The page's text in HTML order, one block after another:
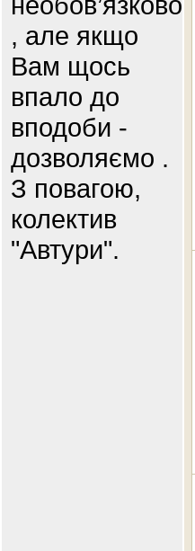
, але якщо
Вам щось
впало до
вподоби -
дозволяємо .
З повагою,
колектив
"Автури".